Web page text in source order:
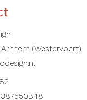
Arnhem (Westervoort)